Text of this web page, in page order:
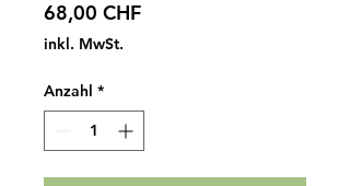
68,00 CHFPreis
inkl. MwSt.
Anzahl *